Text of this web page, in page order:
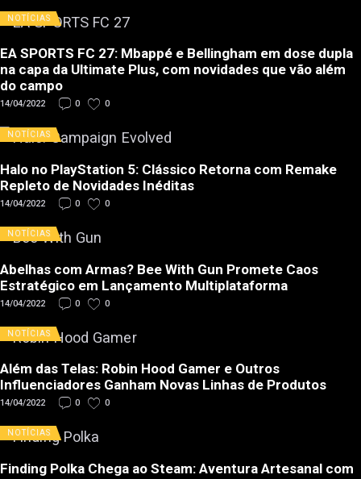
NOTÍCIAS
EA SPORTS FC 27: Mbappé e Bellingham em dose dupla
na capa da Ultimate Plus, com novidades que vão além
do campo
14/04/2022 0 0
NOTÍCIAS
Halo no PlayStation 5: Clássico Retorna com Remake
Repleto de Novidades Inéditas
14/04/2022 0 0
NOTÍCIAS
Abelhas com Armas? Bee With Gun Promete Caos
Estratégico em Lançamento Multiplataforma
14/04/2022 0 0
NOTÍCIAS
Além das Telas: Robin Hood Gamer e Outros
Influenciadores Ganham Novas Linhas de Produtos
14/04/2022 0 0
NOTÍCIAS
Finding Polka Chega ao Steam: Aventura Artesanal com